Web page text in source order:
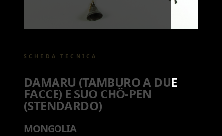
SCHEDA TECNICA
DAMARU (TAMBURO A DUE
FACCE) E SUO CHÖ-PEN
(STENDARDO)
MONGOLIA